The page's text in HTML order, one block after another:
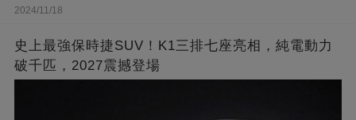
2024/11/18
史上最強保時捷SUV！K1三排七座亮相，純電動力
破千匹，2027震撼登場